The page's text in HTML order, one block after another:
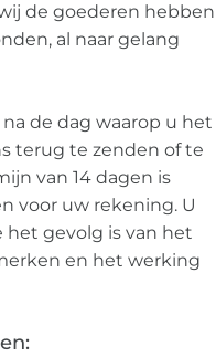
de goederen hebben
al naar gelang
de dag waarop u het
terug te zenden of te
van 14 dagen is
voor uw rekening. U
het gevolg is van het
en het werking